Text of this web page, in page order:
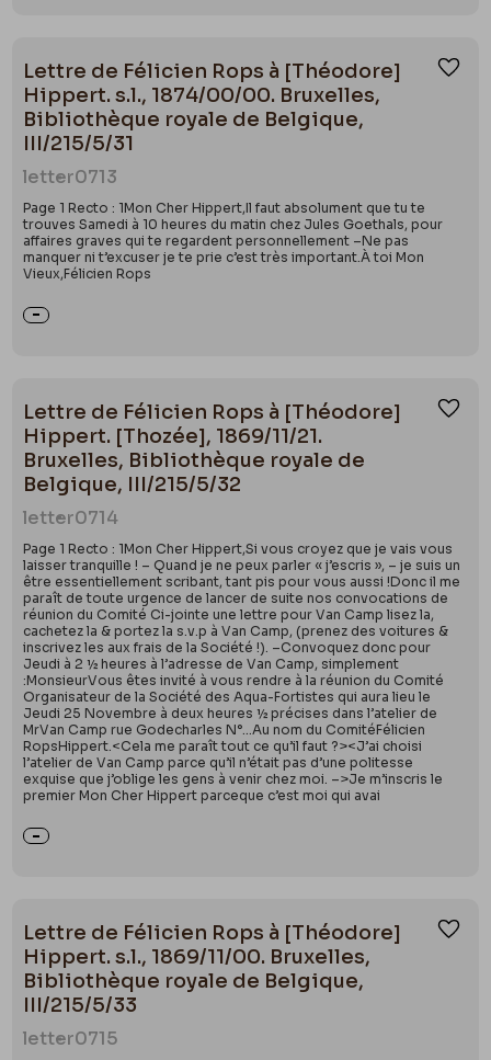
Lettre de Félicien Rops à [Théodore]
Hippert. s.l., 1874/00/00. Bruxelles,
Bibliothèque royale de Belgique,
III/215/5/31
letter0713
Page 1 Recto : 1Mon Cher Hippert,Il faut absolument que tu te
trouves Samedi à 10 heures du matin chez Jules Goethals, pour
affaires graves qui te regardent personnellement –Ne pas
manquer ni t’excuser je te prie c’est très important.À toi Mon
Vieux,Félicien Rops
Lettre de Félicien Rops à [Théodore]
Hippert. [Thozée], 1869/11/21.
Bruxelles, Bibliothèque royale de
Belgique, III/215/5/32
letter0714
Page 1 Recto : 1Mon Cher Hippert,Si vous croyez que je vais vous
laisser tranquille ! – Quand je ne peux parler « j’escris », – je suis un
être essentiellement scribant, tant pis pour vous aussi !Donc il me
paraît de toute urgence de lancer de suite nos convocations de
réunion du Comité Ci-jointe une lettre pour Van Camp lisez la,
cachetez la & portez la s.v.p à Van Camp, (prenez des voitures &
inscrivez les aux frais de la Société !). –Convoquez donc pour
Jeudi à 2 ½ heures à l’adresse de Van Camp, simplement
:MonsieurVous êtes invité à vous rendre à la réunion du Comité
Organisateur de la Société des Aqua-Fortistes qui aura lieu le
Jeudi 25 Novembre à deux heures ½ précises dans l’atelier de
MrVan Camp rue Godecharles N°…Au nom du ComitéFélicien
RopsHippert.<Cela me paraît tout ce qu’il faut ?><J’ai choisi
l’atelier de Van Camp parce qu’il n’était pas d’une politesse
exquise que j’oblige les gens à venir chez moi. –>Je m’inscris le
premier Mon Cher Hippert parceque c’est moi qui avai
Lettre de Félicien Rops à [Théodore]
Hippert. s.l., 1869/11/00. Bruxelles,
Bibliothèque royale de Belgique,
III/215/5/33
letter0715